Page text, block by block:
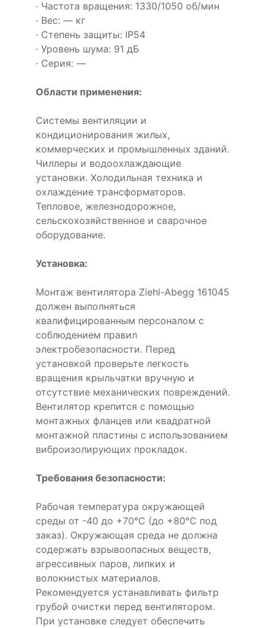
· Частота вращения: 1330/1050 об/мин
· Вес: — кг
· Степень защиты: IP54
· Уровень шума: 91 дБ
· Серия: —
Области применения:
Системы вентиляции и
кондиционирования жилых,
коммерческих и промышленных зданий.
Чиллеры и водоохлаждающие
установки. Холодильная техника и
охлаждение трансформаторов.
Тепловое, железнодорожное,
сельскохозяйственное и сварочное
оборудование.
Установка:
Монтаж вентилятора Ziehl-Abegg 161045
должен выполняться
квалифицированным персоналом с
соблюдением правил
электробезопасности. Перед
установкой проверьте легкость
вращения крыльчатки вручную и
отсутствие механических повреждений.
Вентилятор крепится с помощью
монтажных фланцев или квадратной
монтажной пластины с использованием
виброизолирующих прокладок.
Требования безопасности:
Рабочая температура окружающей
среды от -40 до +70°C (до +80°C под
заказ). Окружающая среда не должна
содержать взрывоопасных веществ,
агрессивных паров, липких и
волокнистых материалов.
Рекомендуется устанавливать фильтр
грубой очистки перед вентилятором.
При установке следует обеспечить